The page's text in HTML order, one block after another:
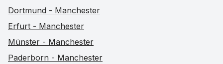
Dortmund - Manchester
Erfurt - Manchester
Münster - Manchester
Paderborn - Manchester